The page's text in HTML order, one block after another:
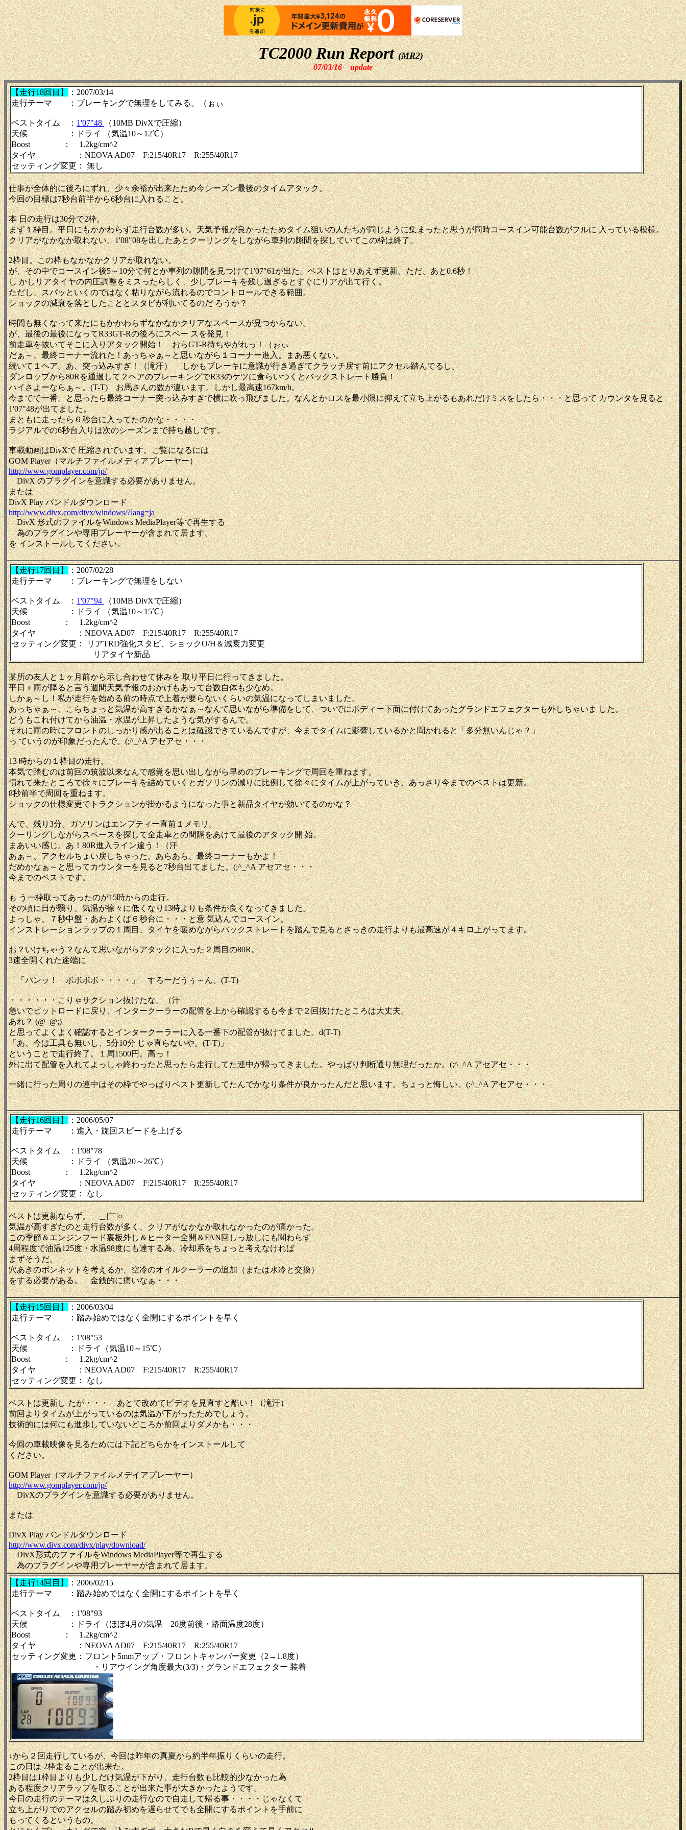
TC2000 Run Report(MR2)
07/03/16update
【走行18回目】
：2007/03/14
走行テーマ ：ブレーキングで無理をしてみる。（ぉぃ
ベストタイム ： 1'07"48
（10MB DivXで圧縮）
天候 ：ドライ （気温10～12℃）
Boost ： 1.2kg/cm^2
タイヤ ：NEOVA AD07 F:215/40R17 R:255/40R17
セッティング変更： 無し
仕事が全体的に後ろにずれ、少々余裕が出来たため今シーズン最後のタイムアタック。
今回の目標は7秒台前半から6秒台に入れること。
本 日の走行は30分で2枠。
まず１枠目。平日にもかかわらず走行台数が多い。天気予報が良かったためタイム狙いの人たちが同じように集まったと思うが同時コースイン可能台数がフルに 入っている模様。
クリアがなかなか取れない。1'08"08を出したあとクーリングをしながら車列の隙間を探していてこの枠は終了。
2枠目。この枠もなかなかクリアが取れない。
が、その中でコースイン後5～10分で何とか車列の隙間を見つけて1'07"61が出た。ベストはとりあえず更新。ただ、あと0.6秒！
し かしリアタイヤの内圧調整をミスったらしく、少しブレーキを残し過ぎるとすぐにリアが出て行く。
ただし、スパッといくのではなく粘りながら流れるのでコントロールできる範囲。
ショックの減衰を落としたこととスタビが利いてるのだ ろうか？
時間も無くなって来たにもかかわらずなかなかクリアなスペースが見つからない。
が、最後の最後になってR33GT-Rの後ろにスペー スを発見！
前走車を抜いてそこに入りアタック開始！ おらGT-R待ちやがれっ！（ぉぃ
だぁ～、最終コーナー流れた！あっちゃぁ～と思いながら１コーナー進入。まあ悪くない。
続いて１ヘア。あ、突っ込みすぎ！（滝汗） しかもブレーキに意識が行き過ぎてクラッチ戻す前にアクセル踏んでるし。
ダンロップから80Rを通過して２ヘアのブレーキングでR33のケツに食らいつくとバックストレート勝負！
ハイさよーならぁ～。(T-T) お馬さんの数が違います。しかし最高速167km/h。
今までで一番。と思ったら最終コーナー突っ込みすぎで横に吹っ飛びました。なんとかロスを最小限に抑えて立ち上がるもあれだけミスをしたら・・・と思って カウンタを見ると
1'07"48が出てました。
まともに走ったら６秒台に入ってたのかな・・・・
ラジアルでの6秒台入りは次のシーズンまで持ち越しです。
車載動画はDivXで 圧縮されています。ご覧になるには
GOM Player（マルチファイルメディアプレーヤー）
http://www.gomplayer.com/jp/
DivX のプラグインを意識する必要がありません。
または
DivX Play バンドルダウンロード
http://www.divx.com/divx/windows/?lang=ja
DivX 形式のファイルをWindows MediaPlayer等で再生する
為のプラグインや専用プレーヤーが含まれて居ます。
を インストールしてください。
【走行17回目】
：2007/02/28
走行テーマ ：ブレーキングで無理をしない
ベストタイム ： 1'07"94
（10MB DivXで圧縮）
天候 ：ドライ （気温10～15℃）
Boost ： 1.2kg/cm^2
タイヤ ：NEOVA AD07 F:215/40R17 R:255/40R17
セッティング変更： リアTRD強化スタビ、ショックO/H＆減衰力変更
リアタイヤ新品
某所の友人と１ヶ月前から示し合わせて休みを 取り平日に行ってきました。
平日＋雨が降ると言う週間天気予報のおかげもあって台数自体も少なめ。
しかぁ～し！私が走行を始める前の時点で上着が要らないくらいの気温になってしまいました。
あっちゃぁ～、こらちょっと気温が高すぎるかなぁ～なんて思いながら準備をして、ついでにボディー下面に付けてあったグランドエフェクターも外しちゃいま した。
どうもこれ付けてから油温・水温が上昇したような気がするんで。
それに雨の時にフロントのしっかり感が出ることは確認できているんですが、今までタイムに影響しているかと聞かれると「多分無いんじゃ？」
っ ていうのが印象だったんで。(;^_^A アセアセ・・・
13 時からの１枠目の走行。
本気で踏むのは前回の筑波以来なんで感覚を思い出しながら早めのブレーキングで周回を重ねます。
慣れて来たところで徐々にブレーキを詰めていくとガソリンの減りに比例して徐々にタイムが上がっていき、あっさり今までのベストは更新。
8秒前半で周回を重ねます。
ショックの仕様変更でトラクションが掛かるようになった事と新品タイヤが効いてるのかな？
んで、残り3分。ガソリンはエンプティー直前１メモリ。
クーリングしながらスペースを探して全走車との間隔をあけて最後のアタック開 始。
まあいい感じ。あ！80R進入ライン違う！（汗
あぁ～、アクセルちょい戻しちゃった。あらあら、最終コーナーもかよ！
だめかなぁ～と思ってカウンターを見ると7秒台出てました。(;^_^A アセアセ・・・
今までのベストです。
も う一枠取ってあったのが15時からの走行。
その頃に日が翳り、気温が徐々に低くなり13時よりも条件が良くなってきました。
よっしゃ、７秒中盤・あわよくば６秒台に・・・と意 気込んでコースイン。
インストレーションラップの１周目、タイヤを暖めながらバックストレートを踏んで見るとさっきの走行よりも最高速が４キロ上がってます。
お？いけちゃう？なんて思いながらアタックに入った２周目の80R。
3速全開くれた途端に
「パンッ！ ボボボボ・・・・」 すろーだうぅ～ん。(T-T)
・・・・・・こりゃサクション抜けたな。（汗
急いでピットロードに戻り、インタークーラーの配管を上から確認するも今まで２回抜けたところは大丈夫。
あれ？ (@_@;)
と思ってよくよく確認するとインタークーラーに入る一番下の配管が抜けてました。d(T-T)
「あ、今は工具も無いし、5分10分 じゃ直らないや。(T-T)」
ということで走行終了。１周1500円。高っ！
外に出て配管を入れてよっしゃ終わったと思ったら走行してた連中が帰ってきました。やっぱり判断通り無理だったか。(;^_^A アセアセ・・・
一緒に行った周りの連中はその枠でやっぱりベスト更新してたんでかなり条件が良かったんだと思います。ちょっと悔しい。(;^_^A アセアセ・・・
【走行16回目】
：2006/05/07
走行テーマ ：進入・旋回スピードを上げる
ベストタイム ：1'08"78
天候 ：ドライ （気温20～26℃）
Boost ： 1.2kg/cm^2
タイヤ ：NEOVA AD07 F:215/40R17 R:255/40R17
セッティング変更： なし
ベストは更新ならず。 ＿|￣|○
気温が高すぎたのと走行台数が多く、クリアがなかなか取れなかったのが痛かった。
この季節＆エンジンフード裏板外し＆ヒーター全開＆FAN回しっ放しにも関わらず
4周程度で油温125度・水温98度にも達する為、冷却系をちょっと考えなければ
まずそうだ。
穴あきのボンネットを考えるか、空冷のオイルクーラーの追加（または水冷と交換）
をする必要がある。 金銭的に痛いなぁ・・・
【走行15回目】
：2006/03/04
走行テーマ ：踏み始めではなく全開にするポイントを早く
ベストタイム ：1'08"53
天候 ：ドライ（気温10～15℃）
Boost ： 1.2kg/cm^2
タイヤ ：NEOVA AD07 F:215/40R17 R:255/40R17
セッティング変更： なし
ベストは更新し たが・・・ あとで改めてビデオを見直すと酷い！（滝汗）
前回よりタイムが上がっているのは気温が下がったためでしょう。
技術的には何にも進歩していないどころか前回よりダメかも・・・
今回の車載映像を見るためには下記どちらかをインストールして
ください。
GOM Player（マルチファイルメデイアプレーヤー）
http://www.gomplayer.com/jp/
DivXのプラグインを意識する必要がありません。
または
DivX Play バンドルダウンロード
http://www.divx.com/divx/play/download/
DivX形式のファイルをWindows MediaPlayer等で再生する
為のプラグインや専用プレーヤーが含まれて居ます。
【走行14回目】
：2006/02/15
走行テーマ ：踏み始めではなく全開にするポイントを早く
ベストタイム ：1'08"93
天候 ：ドライ（ほぼ4月の気温 20度前後・路面温度28度）
Boost ： 1.2kg/cm^2
タイヤ ：NEOVA AD07 F:215/40R17 R:255/40R17
セッティング変更：フロント5mmアップ・フロントキャンバー変更（2→1.8度）
・リアウイング角度最大(3/3)・グランドエフェクター 装着
↓から２回走行しているが、今回は昨年の真夏から約半年振りくらいの走行。
この日は 2枠走ることが出来た。
2枠目は1枠目よりも少しだけ気温が下がり、走行台数も比較的少なかった為
ある程度クリアラップを取ることが出来た事が大きかったようです。
今日の走行のテーマは久しぶりの走行なので自走して帰る事・・・・じゃなくて
立ち上がりでのアクセルの踏み初めを遅らせてでも全開にするポイントを手前に
もってくるというもの。